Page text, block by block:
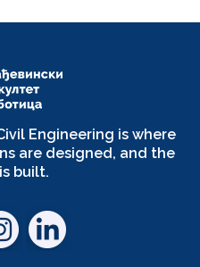
Engineering is where
are designed, and the
built.